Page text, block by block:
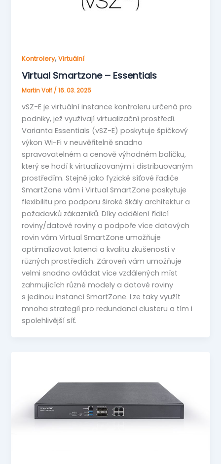
Kontrolery,Virtuální
Virtual Smartzone – Essentials
Martin Volf /16. 03. 2025
vSZ-E je virtuální instance kontroleru určená pro
podniky, jež využívají virtualizační prostředí.
Varianta Essentials (vSZ-E) poskytuje špičkový
výkon Wi-Fi v neuvěřitelně snadno
spravovatelném a cenově výhodném balíčku,
který se hodí k virtualizovaným i distribuovaným
prostředím. Stejně jako fyzické síťové řadiče
SmartZone vám i Virtual SmartZone poskytuje
flexibilitu pro podporu široké škály architektur a
požadavků zákazníků. Díky oddělení řídicí
roviny/datové roviny a podpoře více datových
rovin vám Virtual SmartZone umožňuje
optimalizovat latenci a kvalitu zkušeností v
různých prostředích. Zároveň vám umožňuje
velmi snadno ovládat více vzdálených míst
zahrnujících různé modely a datové roviny
s jedinou instancí SmartZone. Lze taky využít
mnoha strategií pro redundanci clusteru a tím i
spolehlivější síť.